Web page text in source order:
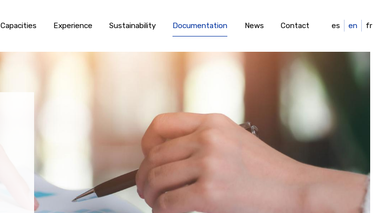
Capacities Experience Sustainability Documentation News Contact es en fr